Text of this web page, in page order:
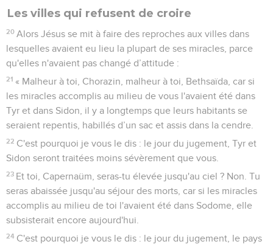
Les villes qui refusent de croire
20 Alors Jésus se mit à faire des reproches aux villes dans
lesquelles avaient eu lieu la plupart de ses miracles, parce
qu'elles n'avaient pas changé d’attitude :
21 « Malheur à toi, Chorazin, malheur à toi, Bethsaïda, car si
les miracles accomplis au milieu de vous l'avaient été dans
Tyr et dans Sidon, il y a longtemps que leurs habitants se
seraient repentis, habillés d’un sac et assis dans la cendre.
22 C'est pourquoi je vous le dis : le jour du jugement, Tyr et
Sidon seront traitées moins sévèrement que vous.
23 Et toi, Capernaüm, seras-tu élevée jusqu'au ciel ? Non. Tu
seras abaissée jusqu'au séjour des morts, car si les miracles
accomplis au milieu de toi l'avaient été dans Sodome, elle
subsisterait encore aujourd'hui.
24 C'est pourquoi je vous le dis : le jour du jugement, le pays